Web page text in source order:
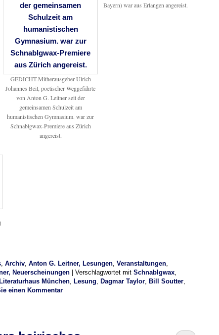
GEDICHT-Mitherausgeber Ulrich
Johannes Beil, poetischer Weggefährte
von Anton G. Leitner seit der
gemeinsamen Schulzeit am
humanistischen Gymnasium. war zur
Schnablgwax-Premiere aus Zürich
angereist.
Bayern) war aus Erlangen angereist.
Archiv Anton G. Leitner, Lesungen Veranstaltungen
Neuerscheinungen Verschlagwortet mit Schnablgwax
Literaturhaus München Lesung Dagmar Taylor Bill Soutter
einen Kommentar